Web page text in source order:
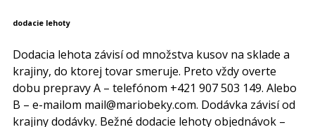
dodacie lehoty
Dodacia lehota závisí od množstva kusov na sklade a
krajiny, do ktorej tovar smeruje. Preto vždy overte
dobu prepravy A – telefónom +421 907 503 149. Alebo
B – e-mailom mail@mariobeky.com. Dodávka závisí od
krajiny dodávky. Bežné dodacie lehoty objednávok –